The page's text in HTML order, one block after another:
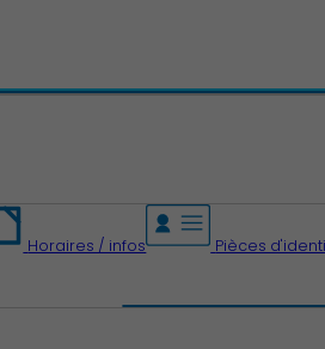
Horaires / infos Pièces